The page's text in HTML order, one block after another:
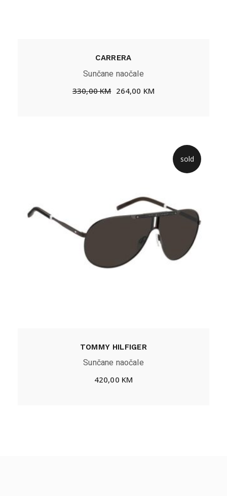
CARRERA
Sunčane naočale
330,00KM 264,00 KM
sold
TOMMY HILFIGER
Sunčane naočale
420,00 KM